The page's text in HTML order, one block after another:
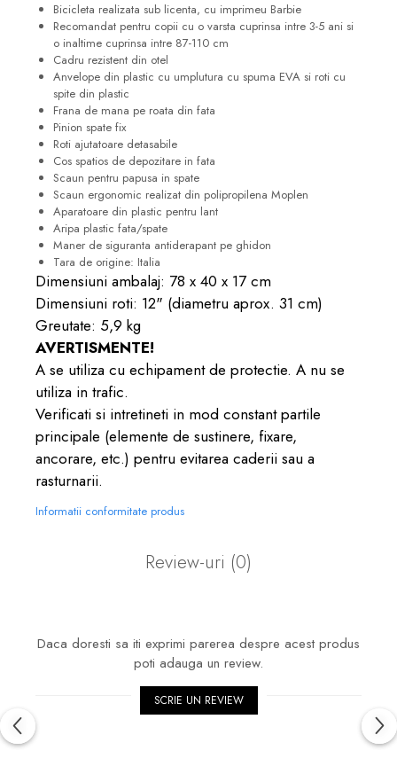
Bicicleta realizata sub licenta, cu imprimeu Barbie
Recomandat pentru copii cu o varsta cuprinsa intre 3-5 ani si
o inaltime cuprinsa intre 87-110 cm
Cadru rezistent din otel
Anvelope din plastic cu umplutura cu spuma EVA si roti cu
spite din plastic
Frana de mana pe roata din fata
Pinion spate fix
Roti ajutatoare detasabile
Cos spatios de depozitare in fata
Scaun pentru papusa in spate
Scaun ergonomic realizat din polipropilena Moplen
Aparatoare din plastic pentru lant
Aripa plastic fata/spate
Maner de siguranta antiderapant pe ghidon
Tara de origine: Italia
Dimensiuni ambalaj: 78 x 40 x 17 cm
Dimensiuni roti: 12" (diametru aprox. 31 cm)
Greutate: 5,9 kg
AVERTISMENTE!
A se utiliza cu echipament de protectie. A nu se
utiliza in trafic.
Verificati si intretineti in mod constant partile
principale (elemente de sustinere, fixare,
ancorare, etc.) pentru evitarea caderii sau a
rasturnarii.
Informatii conformitate produs
Review-uri (0)
Daca doresti sa iti exprimi parerea despre acest produs
poti adauga un review.
SCRIE UN REVIEW